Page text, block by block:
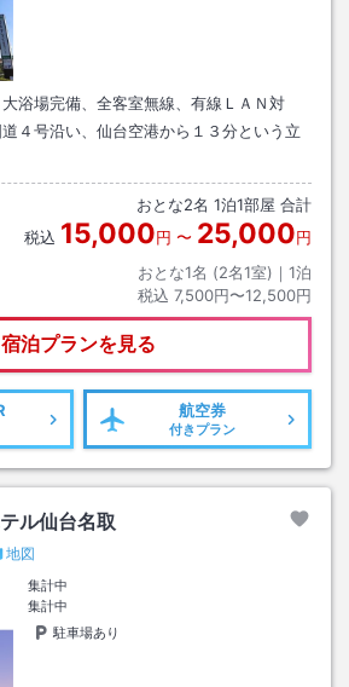
浴場完備、全客室無線、有線ＬＡＮ対
４号沿い、仙台空港から１３分という立
おとな2名 1泊1部屋 合計
税込 15,000円 〜 25,000円
おとな1名 (2名1室)｜ 1泊
税込 7,500円〜12,500円
宿泊プランを見る
航空券
付きプラン
ル仙台名取
地図
集計中
集計中
駐車場あり